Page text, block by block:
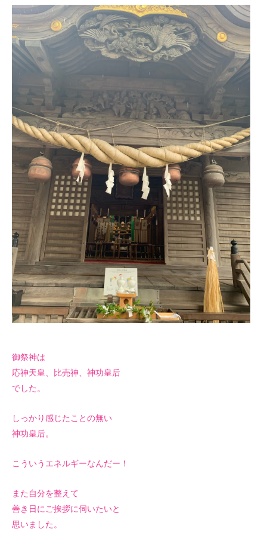
御祭神は
応神天皇、比売神、神功皇后
でした。
しっかり感じたことの無い
神功皇后。
こういうエネルギーなんだー！
また自分を整えて
善き日にご挨拶に伺いたいと
思いました。